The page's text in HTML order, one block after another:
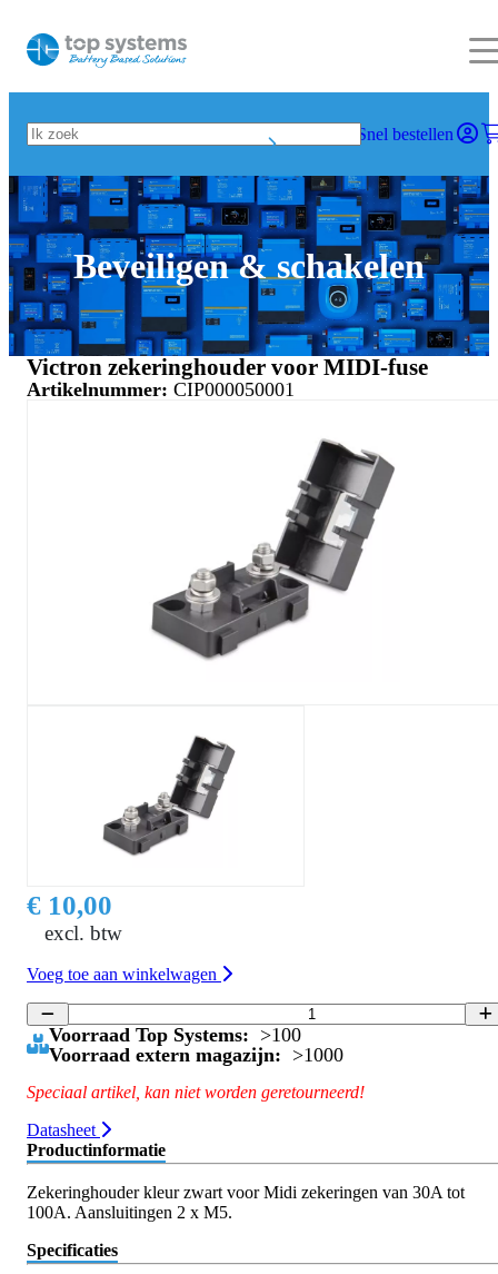
Snel bestellen
Beveiligen & schakelen
Victron zekeringhouder voor MIDI-fuse
Artikelnummer: CIP000050001
€ 10,00
excl. btw
Voeg toe aan winkelwagen
Voorraad Top Systems: >100
Voorraad extern magazijn: >1000
Speciaal artikel, kan niet worden geretourneerd!
Datasheet
Productinformatie
Zekeringhouder kleur zwart voor Midi zekeringen van 30A tot
100A. Aansluitingen 2 x M5.
Specificaties